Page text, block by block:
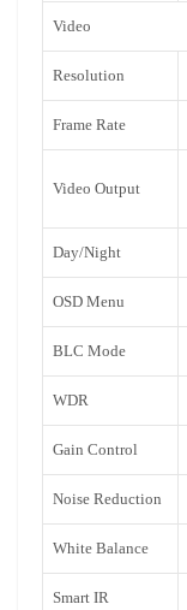
Video
Resolution
Frame Rate
Video Output
Day/Night
OSD Menu
BLC Mode
WDR
Gain Control
Noise Reduction
White Balance
Smart IR